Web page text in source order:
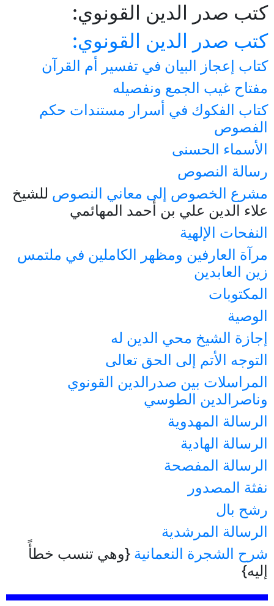
كتب صدر الدين القونوي:
كتب صدر الدين القونوي:
كتاب إعجاز البيان في تفسير أم القرآن
مفتاح غيب الجمع ونفصيله
كتاب الفكوك في أسرار مستندات حكم
الفصوص
الأسماء الحسنى
رسالة النصوص
مشرع الخصوص إلى معاني النصوص للشيخ
علاء الدين علي بن أحمد المهائمي
النفحات الإلهية
مرآة العارفين ومظهر الكاملين في ملتمس
زين العابدين
المكتوبات
الوصية
إجازة الشيخ محي الدين له
التوجه الأتم إلى الحق تعالى
المراسلات بين صدرالدين القونوي
وناصرالدين الطوسي
الرسالة المهدوية
الرسالة الهادية
الرسالة المفصحة
نفثة المصدور
رشح بال
الرسالة المرشدية
شرح الشجرة النعمانية {وهي تنسب خطأً
إليه}